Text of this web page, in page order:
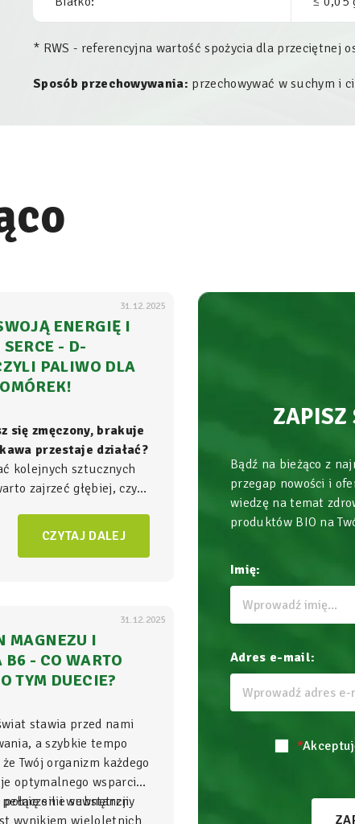
* RWS - referencyjna wartość spożycia dla przeciętnej
Sposób przechowywania: przechowywać w suchym i
31.12.2025
ENERGIĘ I
- D-
PALIWO DLA
się zmęczony, brakuje
przestaje działać?
kolejnych sztucznych
zajrzeć głębiej, czyli
gdzie na poziomie
CZYTAJ DALEJ
31.12.2025
MAGNEZU I
- CO WARTO
TYM DUECIE?
stawia przed nami
a szybkie tempo
Twój organizm każdego
optymalnego wsparcia,
sił i wewnętrzny
połączenie substancji
wynikiem wieloletnich
ZAPISZ
Bądź na bieżąco z
przegap nowości i
wiedzę na temat
produktów BIO na
Imię:
Adres e-mail:
*